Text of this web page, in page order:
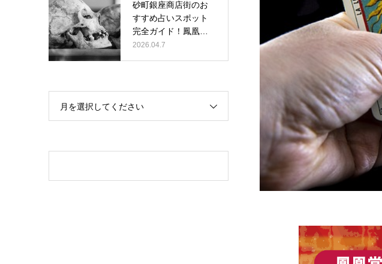
砂町銀座商店街のお
すすめ占いスポット
完全ガイド！鳳凰堂
で体験できる…
2026.04.7
月を選択してください